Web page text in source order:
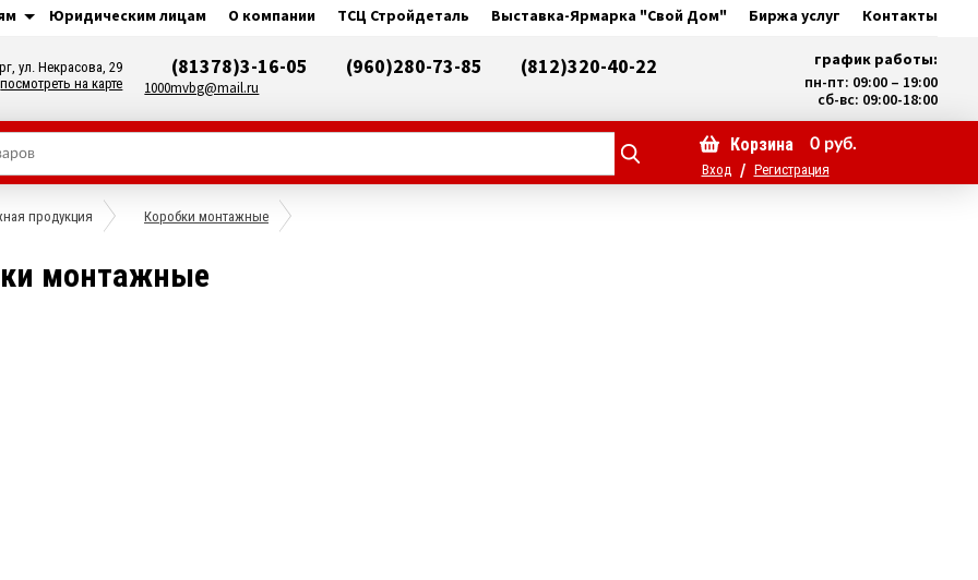
Юридическим лицам О компании ТСЦ Стройдеталь Выставка-Ярмарка "Свой Дом" Биржа услуг Контакты
ул. Некрасова, 29
посмотреть на карте
(81378)3-16-05 (960)280-73-85 (812)320-40-22
1000mvbg@mail.ru
график работы:
пн-пт: 09:00 – 19:00
сб-вс: 09:00-18:00
Корзина 0руб.
Вход / Регистрация
продукция Коробки монтажные
монтажные